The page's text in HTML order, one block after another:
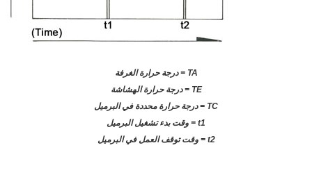
TA = درجة حرارة الغرفة
TE = درجة حرارة الهشاشة
TC = درجة حرارة محددة في البرميل
t1 = وقت بدء تشغيل البرميل
t2 = وقت توقف العمل في البرميل